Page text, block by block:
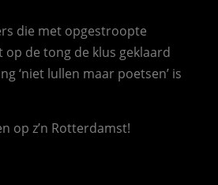
die met opgestroopte
de tong de klus geklaard
‘niet lullen maar poetsen’ is
op z’n Rotterdamst!